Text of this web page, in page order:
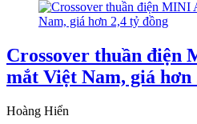
Crossover thuần điện
mắt Việt Nam, giá hơn
Hoàng Hiển